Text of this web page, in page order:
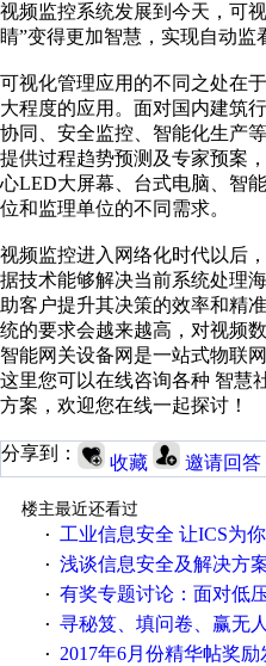
视频监控系统发展到今天，可
睛”变得更加智慧，实现自动
可视化管理应用的不同之处在
大程度的应用。面对国内建筑
协同、安全监控、智能化生产
提供过程趋势预测及专家预案
心LED大屏幕、台式电脑、智
位和监理单位的不同需求。
视频监控进入网络化时代以后
据技术能够解决当前系统处理
助客户提升其决策的效率和精
统的要求会越来越高，对视频
智能网关设备网是一站式物联
这里您可以在线咨询各种 智慧
方案，欢迎您在线一起探讨！
分享到： 收藏 邀请回答
楼主最近还看过
·
工业信息安全 让ICS为
· 浅谈信息安全及解决方
· 有奖专题讨论：面对低压变频故障，老手
· 寻秘笈、填问卷、赢无
· 2017年6月份精华帖奖